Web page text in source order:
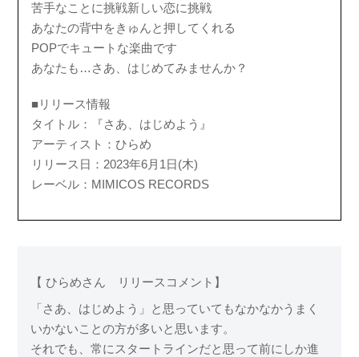
苦手なことに挑戦新しい恋に挑戦
あなたの背中をきゅんと押してくれる
POPでキュートな楽曲です
あなたも…さあ、はじめてみませんか？
■リリース情報
タイトル：『さあ、はじめよう』
アーティスト：ひらめ
リリース日：2023年6月1日(木)
レーベル：MIMICOS RECORDS
【 ひらめさん リリースコメント】
「さあ、はじめよう」と思っていてもなかなかうまく
いかないことの方が多いと思います。
それでも、常にスタートラインだと思って前にしか進